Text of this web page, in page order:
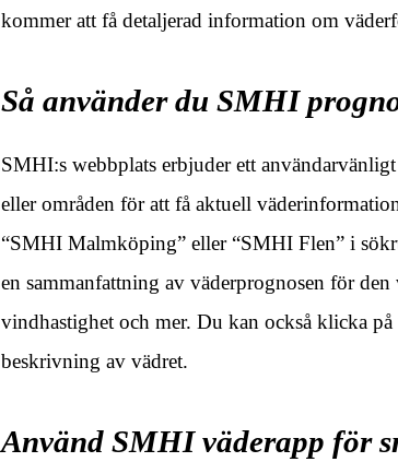
kommer att få detaljerad information om
Så använder du SMHI
SMHI:s webbplats erbjuder ett
eller områden för att få aktuell
“SMHI Malmköping” eller “SMHI Flen” i
en sammanfattning av väderprognosen för
vindhastighet och mer. Du kan också klicka
beskrivning av vädret.
Använd SMHI väderapp för